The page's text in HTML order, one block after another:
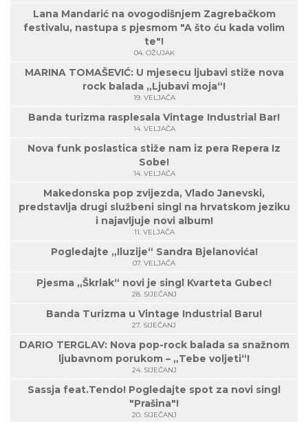
Lana Mandarić na ovogodišnjem Zagrebačkom
festivalu, nastupa s pjesmom "A što ću kada volim
te"!
04. OŽUJAK
MARINA TOMAŠEVIĆ: U mjesecu ljubavi stiže nova
rock balada „Ljubavi moja“!
19. VELJAČA
Banda turizma rasplesala Vintage Industrial Bar!
14. VELJAČA
Nova funk poslastica stiže nam iz pera Repera Iz
Sobe!
14. VELJAČA
Makedonska pop zvijezda, Vlado Janevski,
predstavlja drugi službeni singl na hrvatskom jeziku
i najavljuje novi album!
11. VELJAČA
Pogledajte „Iluzije“ Sandra Bjelanovića!
07. VELJAČA
Pjesma „Škrlak“ novi je singl Kvarteta Gubec!
28. SIJEČANJ
Banda Turizma u Vintage Industrial Baru!
27. SIJEČANJ
DARIO TERGLAV: Nova pop-rock balada sa snažnom
ljubavnom porukom – „Tebe voljeti“!
24. SIJEČANJ
Sassja feat.Tendo! Pogledajte spot za novi singl
"Prašina"!
20. SIJEČANJ